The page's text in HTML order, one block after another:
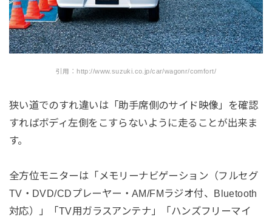
引用：http://www.suzuki.co.jp/car/wagonr/comfort/
狭い道でのすれ違いは「助手席側のサイド映像」を確認
すればボディ左側をこすらないように走ることが出来ま
す。
全方位モニターは「メモリーナビゲーション（フルセグ
TV・DVD/CDプレーヤー・AM/FMラジオ付、Bluetooth
対応）」「TV用ガラスアンテナ」「ハンズフリーマイ